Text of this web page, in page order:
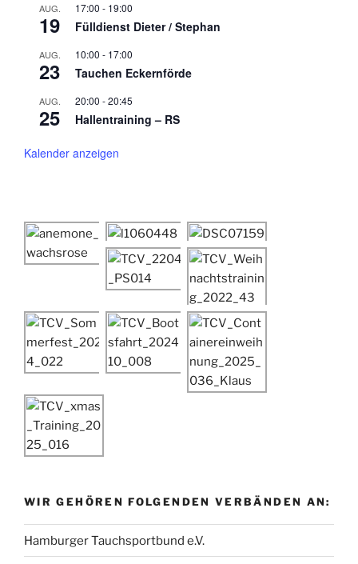
AUG.
19
17:00 - 19:00
Fülldienst Dieter / Stephan
AUG.
23
10:00 - 17:00
Tauchen Eckernförde
AUG.
25
20:00 -20:45
Hallentraining – RS
Kalender anzeigen
WIR GEHÖREN FOLGENDEN VERBÄNDEN AN:
Hamburger Tauchsportbund e.V.